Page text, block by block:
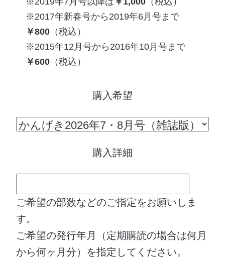
2017年新春号から 2019年6月号まで
￥800（税込）
2015年12月号から 2016年10月号まで
￥600（税込）
購入希望
購入詳細
ご希望の部数などのご指定をお願いしま
す。
ご希望の発行年月（定期購読の場合は何月
から何ヶ月分）を指定してください。